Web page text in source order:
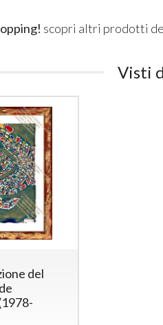
scopri altri prodotti
Visti
del